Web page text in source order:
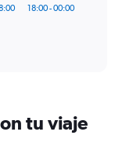
18:00 - 00:00
tu viaje